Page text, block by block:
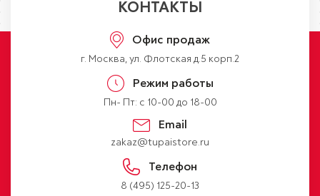
КОНТАКТЫ
Офис продаж
г. Москва, ул. Флотская д.5 корп.2
Режим работы
Пн- Пт: с 10-00 до 18-00
Email
zakaz@tupaistore.ru
Телефон
8 (495) 125-20-13